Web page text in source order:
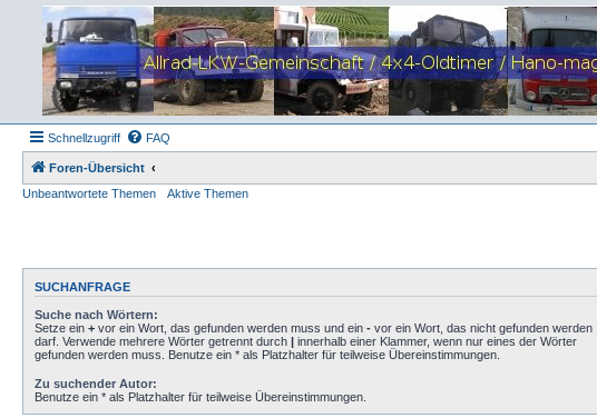
Schnellzugriff FAQ
Foren-Übersicht
Unbeantwortete Themen
Aktive Themen
SUCHANFRAGE
Suche nach Wörtern:
Setze ein + vor ein Wort, das gefunden werden muss und ein - vor ein Wort, das nicht gefunden werden
darf. Verwende mehrere Wörter getrennt durch | innerhalb einer Klammer, wenn nur eines der Wörter
gefunden werden muss. Benutze ein * als Platzhalter für teilweise Übereinstimmungen.
Zu suchender Autor:
Benutze ein * als Platzhalter für teilweise Übereinstimmungen.